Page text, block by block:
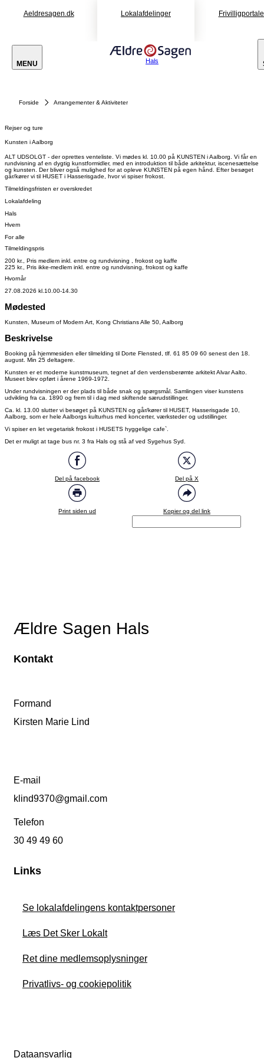
Aeldresagen.dk Lokalafdelinger
MENU Hals
Forside Arrangementer & Aktiviteter
Rejser og ture
Kunsten i Aalborg
ALT UDSOLGT - der oprettes venteliste. Vi mødes kl. 10.00 på KUNSTEN i Aalborg. Vi får en
rundvisning af en dygtig kunstformidler, med en introduktion til både arkitektur, iscenesættelse
og kunsten. Der bliver også mulighed for at opleve KUNSTEN på egen hånd. Efter besøget
går/kører vi til HUSET i Hasserisgade, hvor vi spiser frokost.
Tilmeldingsfristen er overskredet
Lokalafdeling
Hals
Hvem
For alle
Tilmeldingspris
200 kr., Pris medlem inkl. entre og rundvisning , frokost og kaffe
225 kr., Pris ikke-medlem inkl. entre og rundvisning, frokost og kaffe
Hvornår
27.08.2026 kl.10.00-14.30
Mødested
Kunsten, Museum of Modern Art, Kong Christians Alle 50, Aalborg
Beskrivelse
Booking på hjemmesiden eller tilmelding til Dorte Flensted, tlf. 61 85 09 60 senest den 18.
august. Min 25 deltagere.
Kunsten er et moderne kunstmuseum, tegnet af den verdensberømte arkitekt Alvar Aalto.
Museet blev opført i årene 1969-1972.
Under rundvisningen er der plads til både snak og spørgsmål. Samlingen viser kunstens
udvikling fra ca. 1890 og frem til i dag med skiftende særudstillinger.
Ca. kl. 13.00 slutter vi besøget på KUNSTEN og går/kører til HUSET, Hasserisgade 10,
Aalborg, som er hele Aalborgs kulturhus med koncerter, værksteder og udstillinger.
Vi spiser en let vegetarisk frokost i HUSETS hyggelige cafe`.
Det er muligt at tage bus nr. 3 fra Hals og stå af ved Sygehus Syd.
Del på facebook Del på X
Print siden ud Kopier og del link
Ældre Sagen Hals
Kontakt
Formand
Kirsten Marie Lind
E-mail
klind9370@gmail.com
Telefon
30 49 49 60
Links
Se lokalafdelingens kontaktpersoner
Læs Det Sker Lokalt
Ret dine medlemsoplysninger
Privatlivs- og cookiepolitik
Dataansvarlig